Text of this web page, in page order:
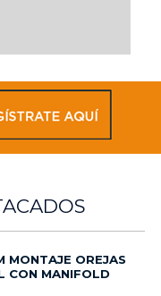
MONTAJE OREJAS
CON MANIFOLD